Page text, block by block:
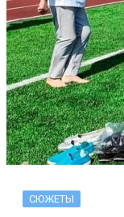
СЮЖЕТЫ